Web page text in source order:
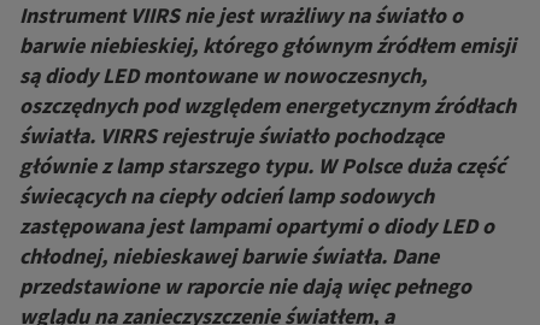
Instrument VIIRS nie jest wrażliwy na światło o
barwie niebieskiej, którego głównym źródłem emisji
są diody LED montowane w nowoczesnych,
oszczędnych pod względem energetycznym źródłach
światła. VIRRS rejestruje światło pochodzące
głównie z lamp starszego typu. W Polsce duża część
świecących na ciepły odcień lamp sodowych
zastępowana jest lampami opartymi o diody LED o
chłodnej, niebieskawej barwie światła. Dane
przedstawione w raporcie nie dają więc pełnego
wglądu na zanieczyszczenie światłem, a